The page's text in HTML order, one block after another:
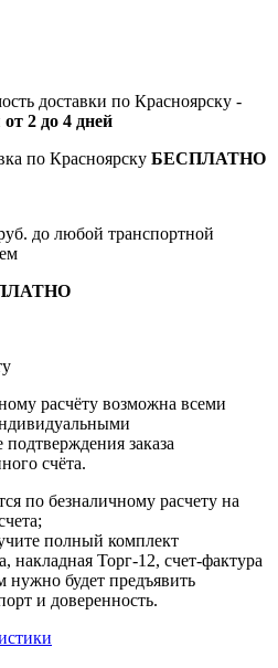
доставки по Красноярску -
от 2 до 4 дней
по Красноярску БЕСПЛАТНО
до любой транспортной
расчёту возможна всеми
заказа
счёта.
по безналичному расчету на
полный комплект
накладная Торг-12, счет-фактура
нужно будет предъявить
и доверенность.